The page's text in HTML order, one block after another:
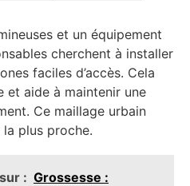
et un équipement
cherchent à installer
faciles d’accès. Cela
aide à maintenir une
Ce maillage urbain
plus proche.
: Grossesse :